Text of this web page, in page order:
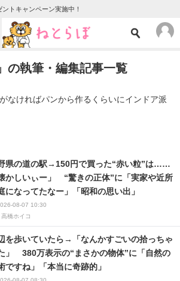
トキャンペーン実施中！
ニュース
リサーチ
合ページ
す
の執筆・編集記事一覧
08-07 10:30
高橋ホイコ
県の道の駅→150円で買った“赤い粒”は……
懐かしいぃー」 “驚きの正体”に「実家や近所
になってたなー」「昭和の思い出」
を歩いていたら→「なんかすごいの拾っちゃ
」 380万表示の“まさかの物体”に「自然の
ですね」「本当に奇跡的」